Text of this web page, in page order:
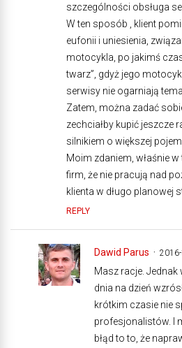
szczególności obsługa
W ten sposób , klient
eufonii i uniesienia,
motocykla, po jakimś
twarz”, gdyż jego
serwisy nie ogarniają
Zatem, można zadać
zechciałby kupić jeszcze
silnikiem o większej
Moim zdaniem, właśnie
firm, że nie pracują nad
klienta w długo planowej
REPLY
Dawid Parus
Masz racje.
dnia na dzień
krótkim czasie nie
profesjonalistów. I
błąd to to, że